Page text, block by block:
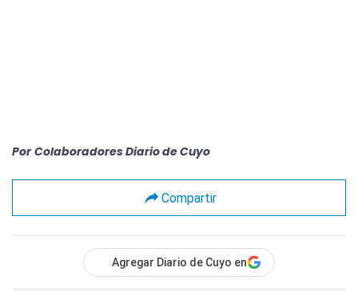
Por Colaboradores Diario de Cuyo
Compartir
Agregar Diario de Cuyo en